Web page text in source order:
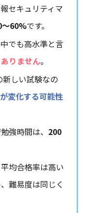
セキュリティマ
〜60%です。
でも高水準と言
りません。
しい試験なの
変化する可能性
強時間は、 200
均合格率は高い
難易度は同じく